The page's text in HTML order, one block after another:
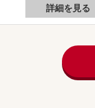
ティで管理体制や修繕計画
詳細を見る